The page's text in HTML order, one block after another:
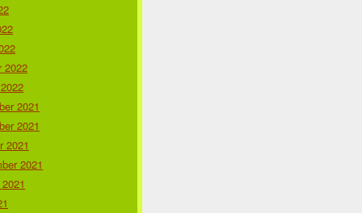
2022
2021
2021
2021
2021